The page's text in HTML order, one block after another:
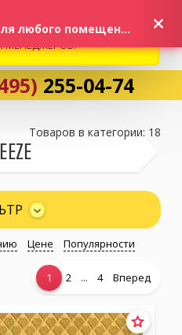
товаров
255-04-74
Товаров в категории: 18
Цене Популярности
1 2 ... 4 Вперед
НА РЫНКЕ, ПРОСИМ
И НАЛИЧИЕ
МЕНЕДЖЕРОВ.
«Идеальные обои для любого помещения!»